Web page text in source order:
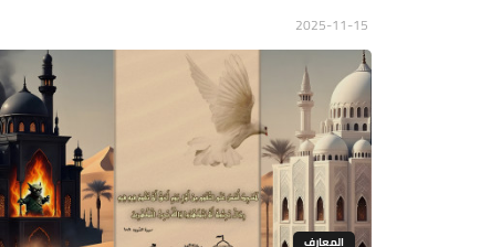
المعارف